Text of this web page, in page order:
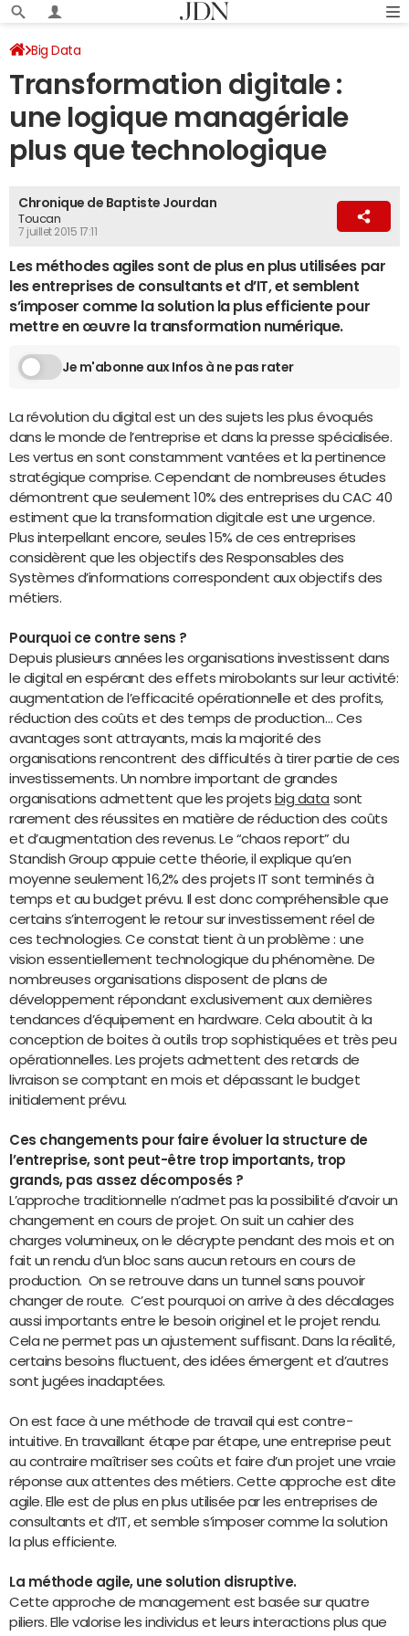
Big Data
Transformation digitale :
une logique managériale
plus que technologique
Chronique de Baptiste Jourdan
Toucan
7 juillet 2015 17:11
Les méthodes agiles sont de plus en plus utilisées par
les entreprises de consultants et d’IT, et semblent
s’imposer comme la solution la plus efficiente pour
mettre en œuvre la transformation numérique.
Je m'abonne aux Infos à ne pas rater
La révolution du digital est un des sujets les plus évoqués
dans le monde de l’entreprise et dans la presse spécialisée.
Les vertus en sont constamment vantées et la pertinence
stratégique comprise. Cependant de nombreuses études
démontrent que seulement 10% des entreprises du CAC 40
estiment que la transformation digitale est une urgence.
Plus interpellant encore, seules 15% de ces entreprises
considèrent que les objectifs des Responsables des
Systèmes d’informations correspondent aux objectifs des
métiers.
Pourquoi ce contre sens ?
Depuis plusieurs années les organisations investissent dans
le digital en espérant des effets mirobolants sur leur activité:
augmentation de l’efficacité opérationnelle et des profits,
réduction des coûts et des temps de production… Ces
avantages sont attrayants, mais la majorité des
organisations rencontrent des difficultés à tirer partie de ces
investissements. Un nombre important de grandes
organisations admettent que les projets big data sont
rarement des réussites en matière de réduction des coûts
et d’augmentation des revenus. Le “chaos report” du
Standish Group appuie cette théorie, il explique qu’en
moyenne seulement 16,2% des projets IT sont terminés à
temps et au budget prévu. Il est donc compréhensible que
certains s’interrogent le retour sur investissement réel de
ces technologies. Ce constat tient à un problème : une
vision essentiellement technologique du phénomène. De
nombreuses organisations disposent de plans de
développement répondant exclusivement aux dernières
tendances d’équipement en hardware. Cela aboutit à la
conception de boites à outils trop sophistiquées et très peu
opérationnelles. Les projets admettent des retards de
livraison se comptant en mois et dépassant le budget
initialement prévu.
Ces changements pour faire évoluer la structure de
l’entreprise, sont peut-être trop importants, trop
grands, pas assez décomposés ?
L’approche traditionnelle n’admet pas la possibilité d’avoir un
changement en cours de projet. On suit un cahier des
charges volumineux, on le décrypte pendant des mois et on
fait un rendu d’un bloc sans aucun retours en cours de
production. On se retrouve dans un tunnel sans pouvoir
changer de route. C’est pourquoi on arrive à des décalages
aussi importants entre le besoin originel et le projet rendu.
Cela ne permet pas un ajustement suffisant. Dans la réalité,
certains besoins fluctuent, des idées émergent et d’autres
sont jugées inadaptées.
On est face à une méthode de travail qui est contre-
intuitive. En travaillant étape par étape, une entreprise peut
au contraire maîtriser ses coûts et faire d’un projet une vraie
réponse aux attentes des métiers. Cette approche est dite
agile. Elle est de plus en plus utilisée par les entreprises de
consultants et d’IT, et semble s’imposer comme la solution
la plus efficiente.
La méthode agile, une solution disruptive.
Cette approche de management est basée sur quatre
piliers. Elle valorise les individus et leurs interactions plus que